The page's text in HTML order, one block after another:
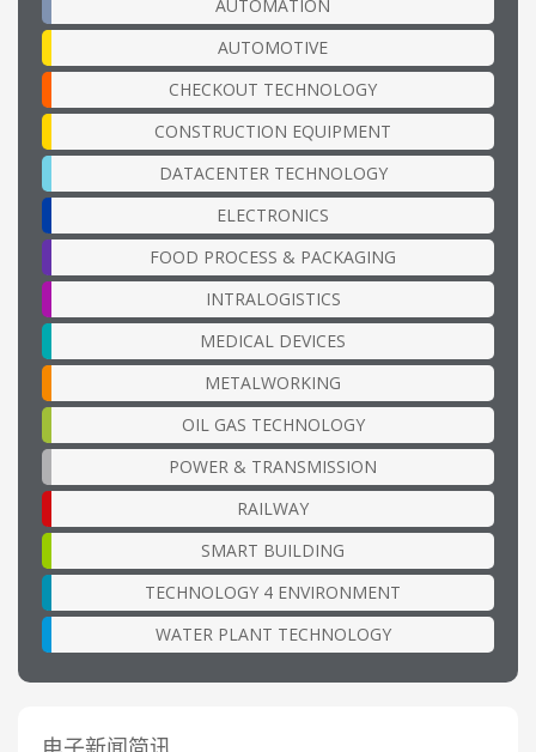
AUTOMATION
AUTOMOTIVE
CHECKOUT TECHNOLOGY
CONSTRUCTION EQUIPMENT
DATACENTER TECHNOLOGY
ELECTRONICS
FOOD PROCESS & PACKAGING
INTRALOGISTICS
MEDICAL DEVICES
METALWORKING
OIL GAS TECHNOLOGY
POWER & TRANSMISSION
RAILWAY
SMART BUILDING
TECHNOLOGY 4 ENVIRONMENT
WATER PLANT TECHNOLOGY